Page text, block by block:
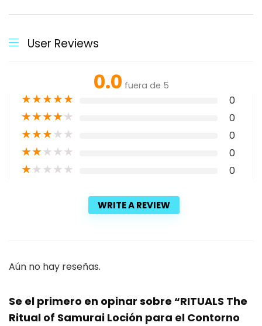
User Reviews
0.0 fuera de 5
★★★★★ 0
★★★★★ 0
★★★★★ 0
★★★★★ 0
★★★★★ 0
WRITE A REVIEW
Aún no hay reseñas.
Se el primero en opinar sobre “RITUALS The
Ritual of Samurai Loción para el Contorno